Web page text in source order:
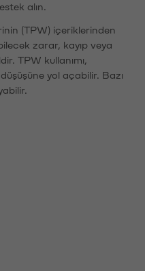
alın.
(TPW) içeriklerinden
zarar, kayıp veya
TPW kullanımı,
yol açabilir. Bazı